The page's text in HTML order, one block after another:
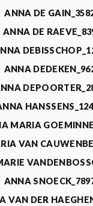
ANNA DE
ANNA DE
ANNA
MARIA
VAN
ANNA
VAN DER